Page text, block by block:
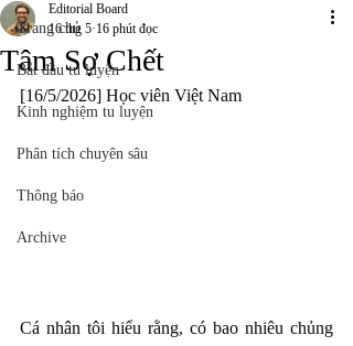
Trang chủ
Bắt đầu tu luyện
Kinh nghiệm tu luyện
Phân tích chuyên sâu
Thông báo
Archive
Tâm Sợ Chết
Editorial Board
16 thg 5 16 phút đọc
[16/5/2026] Học viên Việt Nam
Cá nhân tôi hiểu rằng, có bao nhiêu chủng